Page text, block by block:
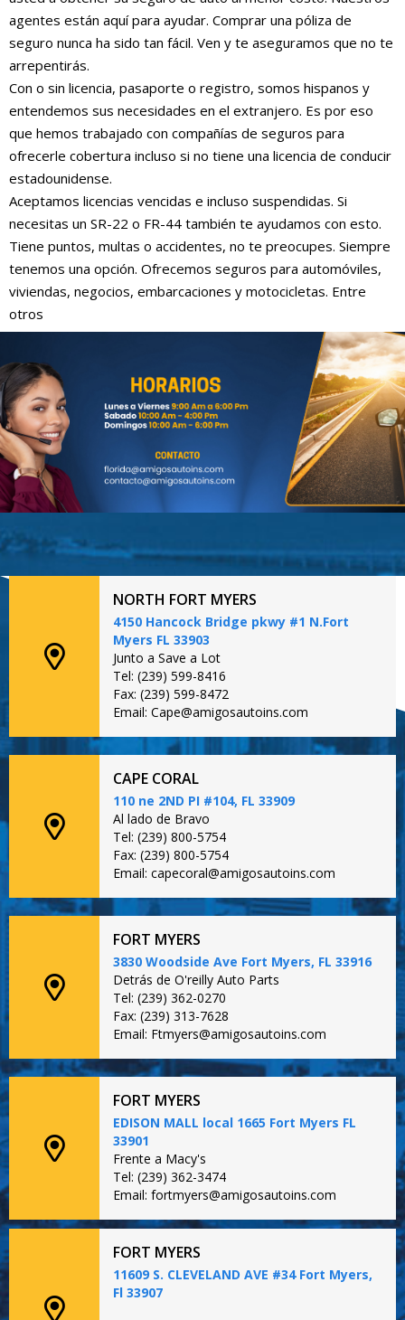
agentes están aquí para ayudar. Comprar una póliza de
seguro nunca ha sido tan fácil. Ven y te aseguramos que no te
arrepentirás.
Con o sin licencia, pasaporte o registro, somos hispanos y
entendemos sus necesidades en el extranjero. Es por eso
que hemos trabajado con compañías de seguros para
ofrecerle cobertura incluso si no tiene una licencia de conducir
estadounidense.
Aceptamos licencias vencidas e incluso suspendidas. Si
necesitas un SR-22 o FR-44 también te ayudamos con esto.
Tiene puntos, multas o accidentes, no te preocupes. Siempre
tenemos una opción. Ofrecemos seguros para automóviles,
viviendas, negocios, embarcaciones y motocicletas. Entre
otros
NORTH FORT MYERS
4150 Hancock Bridge pkwy #1 N.Fort
Myers FL 33903
Junto a Save a Lot
Tel: (239) 599-8416
Fax: (239) 599-8472
Email: Cape@amigosautoins.com
CAPE CORAL
110 ne 2ND PI #104, FL 33909
Al lado de Bravo
Tel: (239) 800-5754
Fax: (239) 800-5754
Email: capecoral@amigosautoins.com
FORT MYERS
3830 Woodside Ave Fort Myers, FL 33916
Detrás de O'reilly Auto Parts
Tel: (239) 362-0270
Fax: (239) 313-7628
Email: Ftmyers@amigosautoins.com
FORT MYERS
EDISON MALL local 1665 Fort Myers FL
33901
Frente a Macy's
Tel: (239) 362-3474
Email: fortmyers@amigosautoins.com
FORT MYERS
11609 S. CLEVELAND AVE #34 Fort Myers,
Fl 33907